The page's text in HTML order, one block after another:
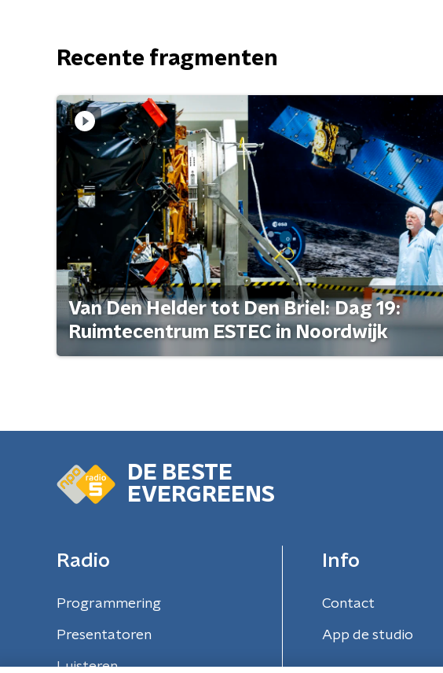
Recente fragmenten
Van Den Helder tot Den Briel: Dag 19:
Ruimtecentrum ESTEC in Noordwijk
DE BESTE
EVERGREENS
Radio
Programmering
Presentatoren
Luisteren
Info
Contact
App de studio